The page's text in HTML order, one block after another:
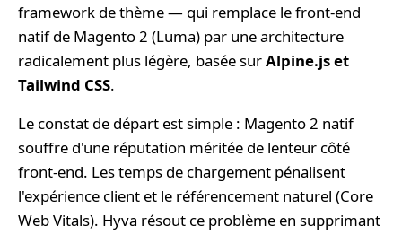
framework de thème — qui remplace le front-end
natif de Magento 2 (Luma) par une architecture
radicalement plus légère, basée surAlpine.js et
Tailwind CSS.
Le constat de départ est simple : Magento 2 natif
souffre d'une réputation méritée de lenteur côté
front-end. Les temps de chargement pénalisent
l'expérience client et le référencement naturel (Core
Web Vitals). Hyva résout ce problème en supprimant